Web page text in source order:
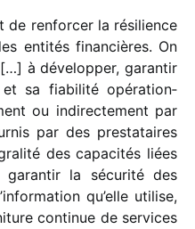
de renfor­cer la rési­lience
enti­tés finan­cières. On
à déve­lop­per, garan­tir
sa fiabi­lité opéra­tion­
ou indi­rec­te­ment par
par des pres­ta­taires
des capa­ci­tés liées
garan­tir la sécu­rité des
qu’elle utilise,
conti­nue de services